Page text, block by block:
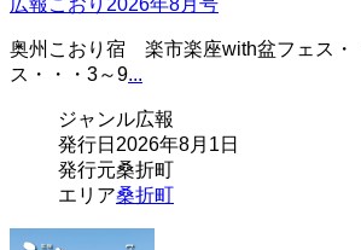
奥州こおり宿 楽市楽座with盆フェス・
ス・・・3～9...
ジャンル広報
発行日 2026年8月1日
発行元桑折町
エリア桑折町